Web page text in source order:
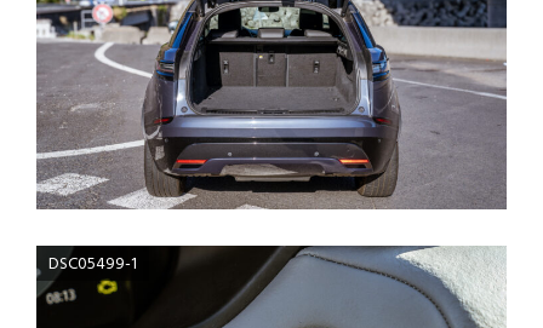
DSC05499-1